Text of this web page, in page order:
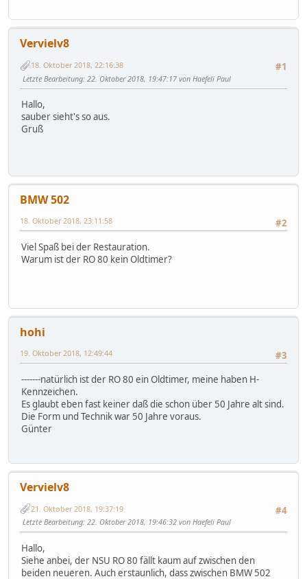
Vervielv8
#1
18. Oktober 2018, 22:16:38
Letzte Bearbeitung: 22. Oktober 2018, 19:47:17 von Haefeli Paul
Hallo,
sauber sieht's so aus.
Gruß
BMW 502
#2
18. Oktober 2018, 23:11:58
Viel Spaß bei der Restauration.
Warum ist der RO 80 kein Oldtimer?
hohi
#3
19. Oktober 2018, 12:49:44
-------natürlich ist der RO 80 ein Oldtimer, meine haben H-
Kennzeichen.
Es glaubt eben fast keiner daß die schon über 50 Jahre alt sind.
Die Form und Technik war 50 Jahre voraus.
Günter
Vervielv8
#4
21. Oktober 2018, 19:37:19
Letzte Bearbeitung: 22. Oktober 2018, 19:46:32 von Haefeli Paul
Hallo,
Siehe anbei, der NSU RO 80 fällt kaum auf zwischen den
beiden neueren. Auch erstaunlich, dass zwischen BMW 502